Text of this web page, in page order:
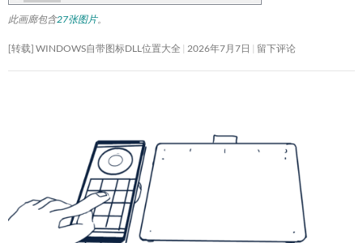
此画廊包含27张图片。
[转载] WINDOWS自带图标DLL位置大全 2026年7月7日 留下评论